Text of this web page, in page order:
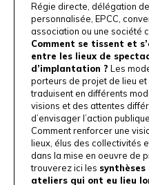
Régie directe, délégation
personnalisée, EPCC,
association ou une société
Comment se tissent et
entre les lieux de
d’implantation ? Les
porteurs de projet de lieu
traduisent en différents
visions et des attentes
d’envisager l’action
Comment renforcer une
lieux, élus des collectivités
dans la mise en oeuvre de
trouverez ici les
ateliers qui ont eu lieu